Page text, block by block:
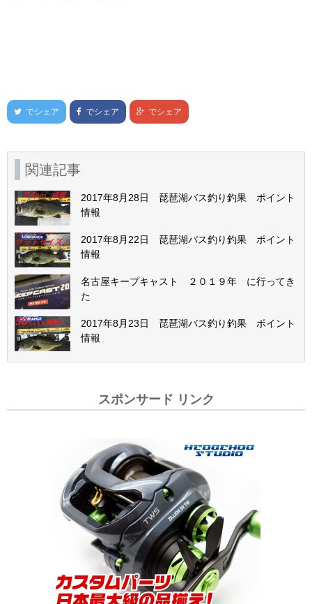
でシェア でシェア でシェア
関連記事
2017年8月28日 琵琶湖バス釣り釣果 ポイント
情報
2017年8月22日 琵琶湖バス釣り釣果 ポイント
情報
名古屋キープキャスト ２０１９年 に行ってき
た
2017年8月23日 琵琶湖バス釣り釣果 ポイント
情報
スポンサード リンク